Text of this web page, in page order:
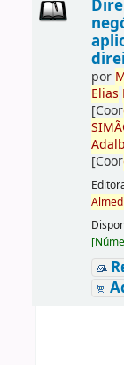
por
Elias
[Coor
[Coor
[